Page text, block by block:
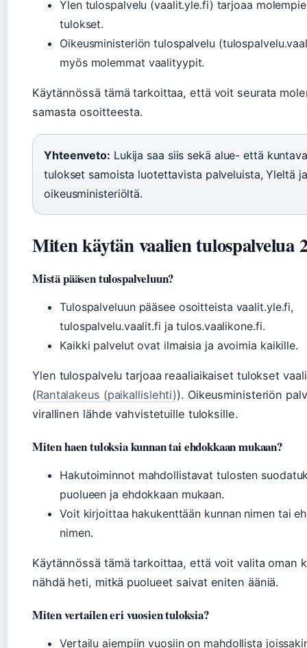
Ylen tulospalvelu (vaalit.yle.fi) tarjoaa
tulokset.
Oikeusministeriön tulospalvelu
myös molemmat vaalityypit.
Käytännössä tämä tarkoittaa, että voit seurata
samasta osoitteesta.
Yhteenveto: Lukija saa siis sekä alue- että
tulokset samoista luotettavista palveluista, Yleltä ja
oikeusministeriöltä.
Miten käytän vaalien tulospalvelua
Mistä pääsen tulospalveluun?
Tulospalveluun pääsee osoitteista vaalit.yle.fi,
tulospalvelu.vaalit.fi ja tulos.vaalikone.fi.
Kaikki palvelut ovat ilmaisia ja avoimia kaikille.
Ylen tulospalvelu tarjoaa reaaliaikaiset tulokset
(Rantalakeus (paikallislehti)). Oikeusministeriön
virallinen lähde vahvistetuille tuloksille.
Miten haen tuloksia kunnan tai ehdokkaan mukaan?
Hakutoiminnot mahdollistavat tulosten
puolueen ja ehdokkaan mukaan.
Voit kirjoittaa hakukenttään kunnan nimen tai
nimen.
Käytännössä tämä tarkoittaa, että voit valita oman
nähdä heti, mitkä puolueet saivat eniten ääniä.
Miten vertailen eri vuosien tuloksia?
Vertailu aiempiin vuosiin on mahdollista